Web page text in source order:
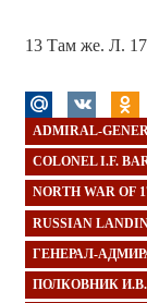
13 Там же. Л.
ADMIRAL-
COLONEL I.F.
NORTH WAR OF
RUSSIAN
ГЕНЕРАЛ-
ПОЛКОВНИК